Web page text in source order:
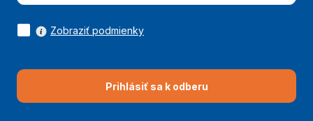
Prihlásiť sa k odberu
Zobraziť podmienky